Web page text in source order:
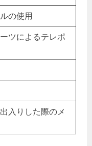
の使用
ツによるテレポ
入りした際のメ